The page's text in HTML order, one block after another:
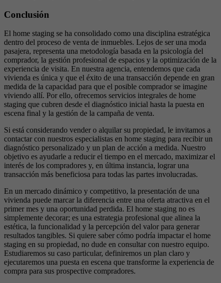
Conclusión
El home staging se ha consolidado como una disciplina estratégica
dentro del proceso de venta de inmuebles. Lejos de ser una moda
pasajera, representa una metodología basada en la psicología del
comprador, la gestión profesional de espacios y la optimización de la
experiencia de visita. En nuestra agencia, entendemos que cada
vivienda es única y que el éxito de una transacción depende en gran
medida de la capacidad para que el posible comprador se imagine
viviendo allí. Por ello, ofrecemos servicios integrales de home
staging que cubren desde el diagnóstico inicial hasta la puesta en
escena final y la gestión de la campaña de venta.
Si está considerando vender o alquilar su propiedad, le invitamos a
contactar con nuestros especialistas en home staging para recibir un
diagnóstico personalizado y un plan de acción a medida. Nuestro
objetivo es ayudarle a reducir el tiempo en el mercado, maximizar el
interés de los compradores y, en última instancia, lograr una
transacción más beneficiosa para todas las partes involucradas.
En un mercado dinámico y competitivo, la presentación de una
vivienda puede marcar la diferencia entre una oferta atractiva en el
primer mes y una oportunidad perdida. El home staging no es
simplemente decorar; es una estrategia profesional que alinea la
estética, la funcionalidad y la percepción del valor para generar
resultados tangibles. Si quiere saber cómo podría impactar el home
staging en su propiedad, no dude en consultar con nuestro equipo.
Estudiaremos su caso particular, definiremos un plan claro y
ejecutaremos una puesta en escena que transforme la experiencia de
compra para sus prospective compradores.